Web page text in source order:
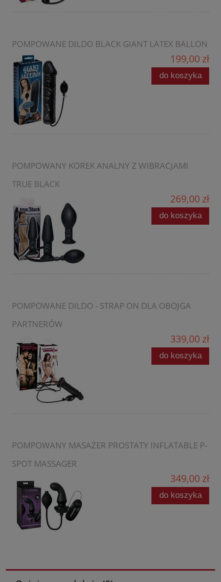
POMPOWANE DILDO BLACK GIANT LATEX BALLON
199,00 zł
do koszyka
POMPOWANY KOREK ANALNY Z WIBRACJAMI
TRUE BLACK
269,00 zł
do koszyka
POMPOWANE DILDO - STRAP ON DLA OBOJGA
PARTNERÓW
339,00 zł
do koszyka
POMPOWANY MASAŻER PROSTATY INFLATABLE P-
SPOT MASSAGER
349,00 zł
do koszyka